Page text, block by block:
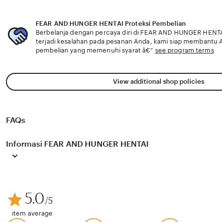
FEAR AND HUNGER HENTAI Proteksi Pembelian
Berbelanja dengan percaya diri di FEAR AND HUNGER
terjadi kesalahan pada pesanan Anda, kami siap membantu
pembelian yang memenuhi syarat â€” see program terms
View additional shop policies
FAQs
Informasi FEAR AND HUNGER HENTAI
5.0/5
item average